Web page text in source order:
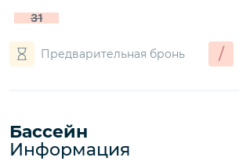
31
Предварительная бронь /
Бассейн
Информация